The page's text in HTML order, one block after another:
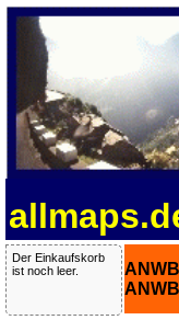
Der Einkaufskorb
ist noch leer.
ANWB